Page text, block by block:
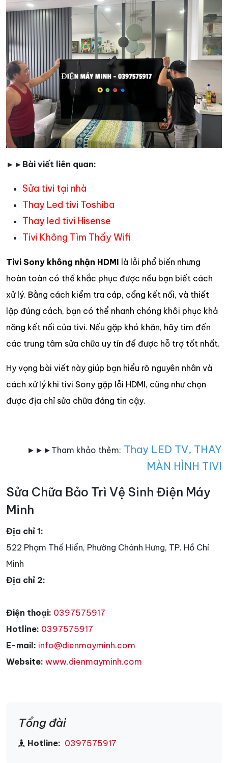
►►Bài viết liên quan:
Sửa tivi tại nhà
Thay Led tivi Toshiba
Thay led tivi Hisense
Tivi Không Tìm Thấy Wifi
Tivi Sony không nhận HDMI là lỗi phổ biến nhưng
hoàn toàn có thể khắc phục được nếu bạn biết cách
xử lý. Bằng cách kiểm tra cáp, cổng kết nối, và thiết
lập đúng cách, bạn có thể nhanh chóng khôi phục khả
năng kết nối của tivi. Nếu gặp khó khăn, hãy tìm đến
các trung tâm sửa chữa uy tín để được hỗ trợ tốt nhất.
Hy vọng bài viết này giúp bạn hiểu rõ nguyên nhân và
cách xử lý khi tivi Sony gặp lỗi HDMI, cũng như chọn
được địa chỉ sửa chữa đáng tin cậy.
►►►Tham khảo thêm: Thay LED TV, THAY
MÀN HÌNH TIVI
Sửa Chữa Bảo Trì Vệ Sinh Điện Máy
Minh
Địa chỉ 1:
522 Phạm Thế Hiển, Phường Chánh Hưng, TP. Hồ Chí
Minh
Địa chỉ 2:
Điện thoại: 0397575917
Hotline: 0397575917
E-mail: info@dienmayminh.com
Website: www.dienmayminh.com
Tổng đài
Hotline: 0397575917